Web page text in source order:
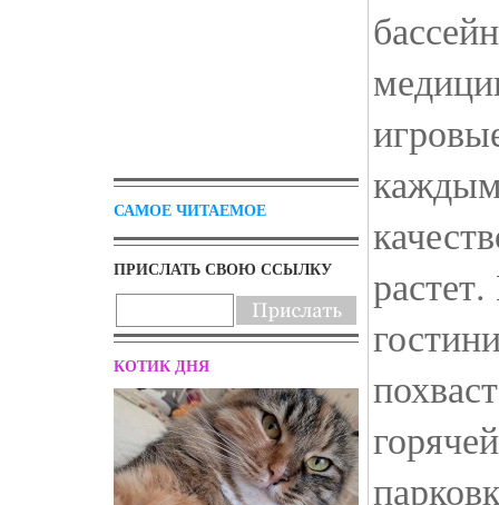
САМОЕ ЧИТАЕМОЕ
ПРИСЛАТЬ СВОЮ ССЫЛКУ
КОТИК ДНЯ